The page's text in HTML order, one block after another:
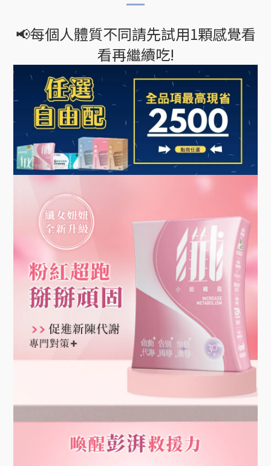
📢每個人體質不同請先試用1顆感覺看
看再繼續吃!